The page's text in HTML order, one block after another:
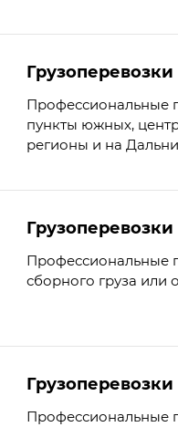
Профессиональные
пункты южных,
регионы и на
Профессиональные
сборного груза или
Профессиональные